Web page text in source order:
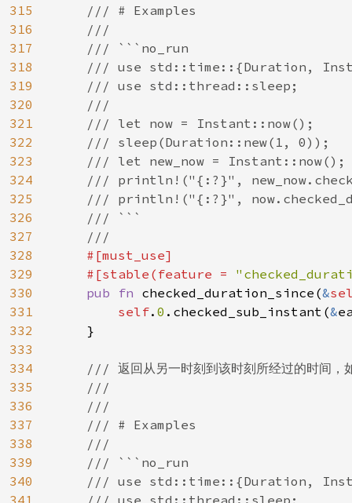
315
316
317
318
319
320
321
322
323
324
325
326
327
328
329
330
331
332
333
334
335
336
337
338
339
340
341
    /// # Examples
    ///
    /// ```no_run
/// use std::time::{Duration,
    /// use std::thread::sleep;
    ///
    /// let now = Instant::now();
    /// sleep(Duration::new(1, 0));
    /// let new_now = Instant::now();
/// println!("{:?}",
/// println!("{:?}",
    /// ```
    ///
#[must_use]
    #[stable(feature =
pub fn checked_duration_since(&
self. 0 .checked_sub_instant(&
    }
/// 返回从另一时刻到该时刻所经过的时间，
    ///
    ///
    /// # Examples
    ///
    /// ```no_run
/// use std::time::{Duration,
    /// use std::thread::sleep;